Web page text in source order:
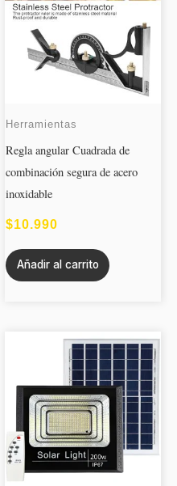
Herramientas
Regla angular Cuadrada de
combinación segura de acero
inoxidable
$10.990
Añadir al carrito